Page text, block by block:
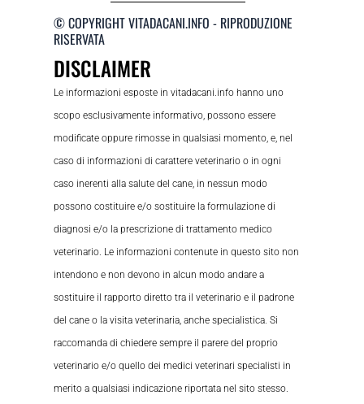
© COPYRIGHT VITADACANI.INFO - RIPRODUZIONE
RISERVATA
DISCLAIMER
Le informazioni esposte in vitadacani.info hanno uno
scopo esclusivamente informativo, possono essere
modificate oppure rimosse in qualsiasi momento, e, nel
caso di informazioni di carattere veterinario o in ogni
caso inerenti alla salute del cane, in nessun modo
possono costituire e/o sostituire la formulazione di
diagnosi e/o la prescrizione di trattamento medico
veterinario. Le informazioni contenute in questo sito non
intendono e non devono in alcun modo andare a
sostituire il rapporto diretto tra il veterinario e il padrone
del cane o la visita veterinaria, anche specialistica. Si
raccomanda di chiedere sempre il parere del proprio
veterinario e/o quello dei medici veterinari specialisti in
merito a qualsiasi indicazione riportata nel sito stesso.